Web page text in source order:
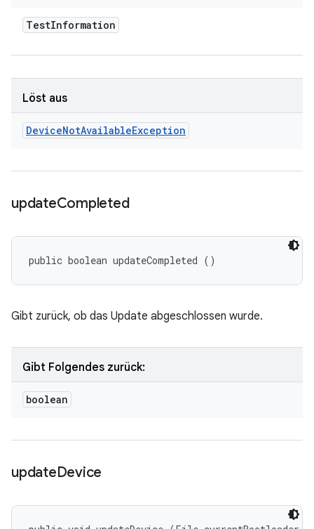
TestInformation
Löst aus
DeviceNotAvailableException
updateCompleted
public boolean updateCompleted ()
Gibt zurück, ob das Update abgeschlossen wurde.
Gibt Folgendes zurück:
boolean
updateDevice